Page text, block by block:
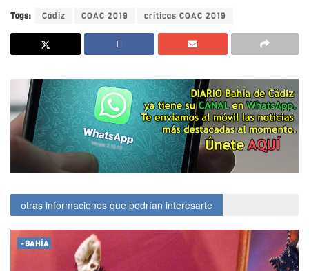
Tags: Cádiz COAC 2019 críticas COAC 2019
otras informaciones que podrían interesarte
-BAHÍA